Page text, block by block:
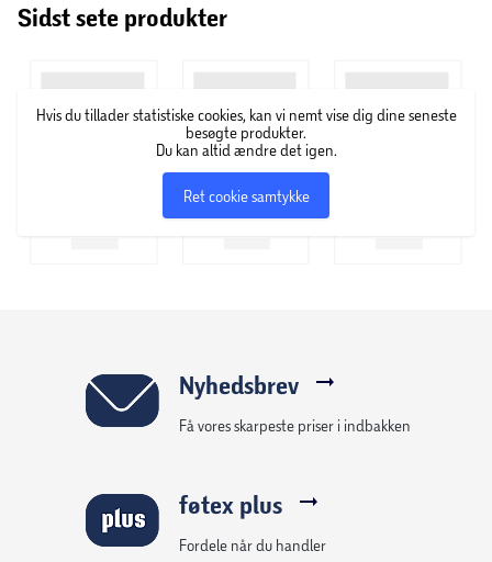
løs fra dine yndlingskarakterer.
Sidst sete produkter
Hvis du tillader statistiske cookies, kan vi nemt vise dig dine seneste
besøgte produkter.
Du kan altid ændre det igen.
Ret cookie samtykke
Nyhedsbrev
Få vores skarpeste priser i indbakken
føtex plus
Fordele når du handler